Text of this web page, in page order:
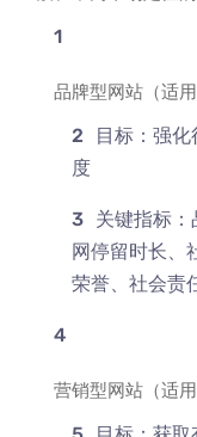
品牌型网站（适
目标：强
度
关键指标
网停留时长、
荣誉、社会责
营销型网站（适